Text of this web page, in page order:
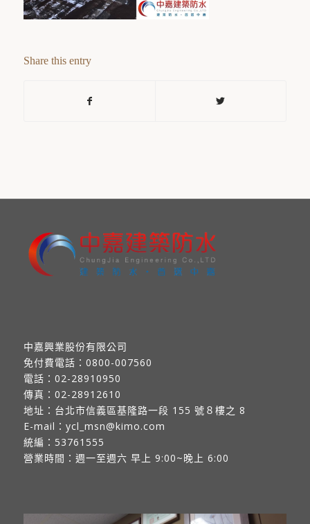
Share this entry
中嘉興業股份有限公司
免付費電話： 0800-007560
電話： 02-28910950
傳真： 02-28912610
地址： 台北市信義區基隆路一段 155 號８樓之 8
E-mail： ycl_msn@kimo.com
統編：53761555
營業時間：週一至週六 早上 9:00~晚上 6:00